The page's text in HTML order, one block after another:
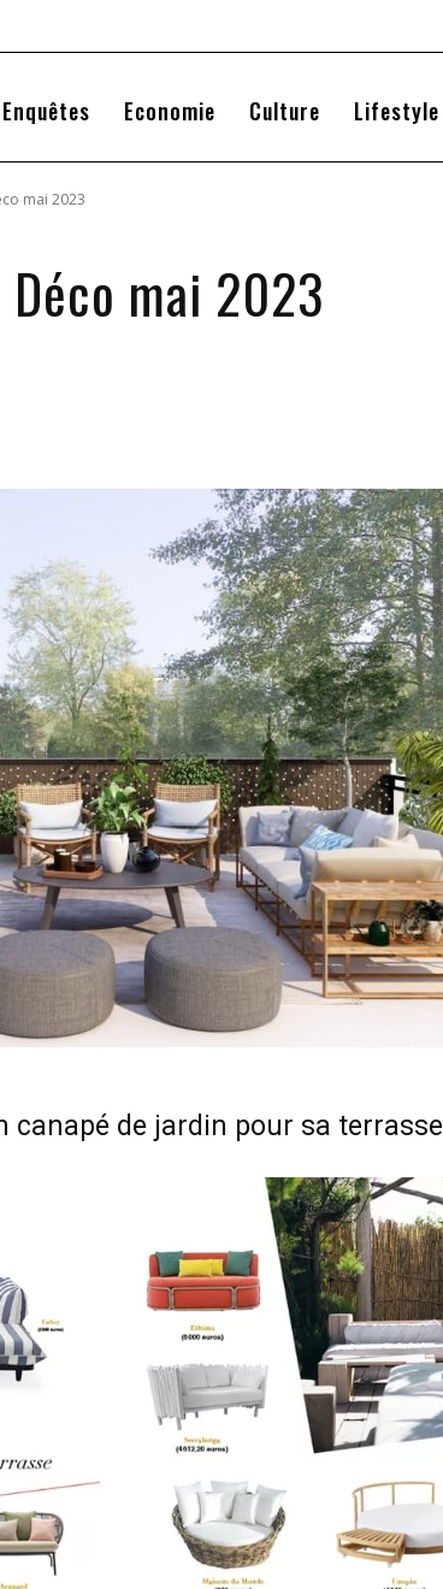
Enquêtes Economie Culture Lifestyle
mai 2023
mai 2023
canapé de jardin pour sa terrasse